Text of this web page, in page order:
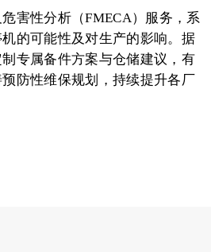
害性分析（FMECA）服务，系
的可能性及对生产的影响。据
专属备件方案与仓储建议，有
防性维保规划，持续提升各厂